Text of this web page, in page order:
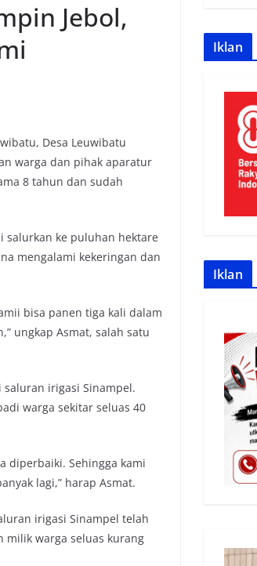
Jebol,
Desa Leuwibatu
warga dan pihak aparatur
8 tahun dan sudah
salurkan ke puluhan hektare
mengalami kekeringan dan
bisa panen tiga kali dalam
ungkap Asmat, salah satu
saluran irigasi Sinampel.
warga sekitar seluas 40
diperbaiki. Sehingga kami
lagi,” harap Asmat.
irigasi Sinampel telah
milik warga seluas kurang
Iklan
Iklan